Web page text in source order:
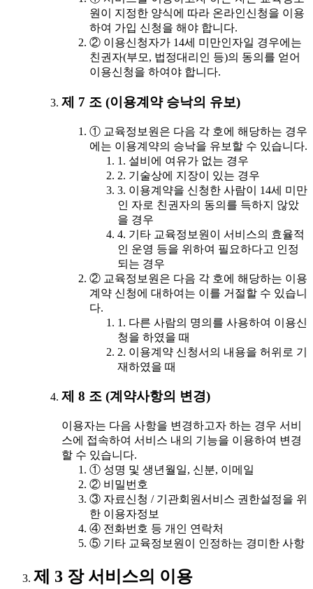
원이 지정한 양식에 따라 온라인신청을 이용
하여 가입 신청을 해야 합니다.
② 이용신청자가 14세 미만인자일 경우에는
친권자(부모, 법정대리인 등)의 동의를 얻어
이용신청을 하여야 합니다.
제 7 조 (이용계약 승낙의 유보)
① 교육정보원은 다음 각 호에 해당하는 경우
에는 이용계약의 승낙을 유보할 수 있습니다.
1. 설비에 여유가 없는 경우
2. 기술상에 지장이 있는 경우
3. 이용계약을 신청한 사람이 14세 미만
인 자로 친권자의 동의를 득하지 않았
을 경우
4. 기타 교육정보원이 서비스의 효율적
인 운영 등을 위하여 필요하다고 인정
되는 경우
② 교육정보원은 다음 각 호에 해당하는 이용
계약 신청에 대하여는 이를 거절할 수 있습니
다.
1. 다른 사람의 명의를 사용하여 이용신
청을 하였을 때
2. 이용계약 신청서의 내용을 허위로 기
재하였을 때
제 8 조 (계약사항의 변경)
이용자는 다음 사항을 변경하고자 하는 경우 서비
스에 접속하여 서비스 내의 기능을 이용하여 변경
할 수 있습니다.
① 성명 및 생년월일, 신분, 이메일
② 비밀번호
③ 자료신청 / 기관회원서비스 권한설정을 위
한 이용자정보
④ 전화번호 등 개인 연락처
⑤ 기타 교육정보원이 인정하는 경미한 사항
제 3 장 서비스의 이용